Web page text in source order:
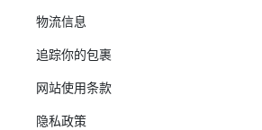
物流信息
追踪你的包裹
网站使用条款
隐私政策